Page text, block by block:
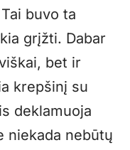
buvo ta
grįžti. Dabar
bet ir
krepšinį su
deklamuoja
niekada nebūtų